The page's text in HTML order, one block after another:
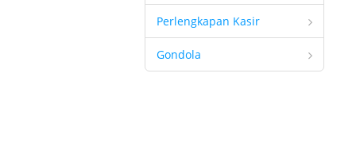
Perlengkapan Kasir
Gondola